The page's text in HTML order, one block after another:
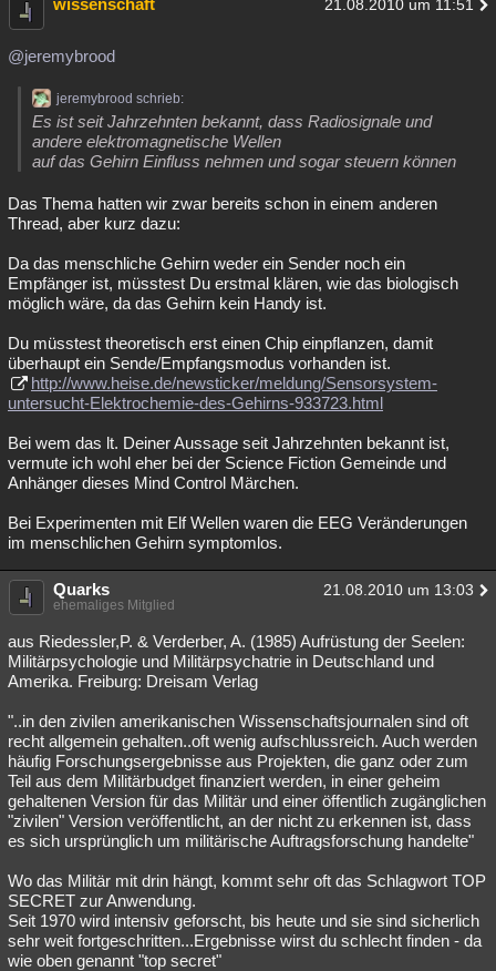
wissenschaft 21.08.2010 um 11:51
@jeremybrood
jeremybrood schrieb:
Es ist seit Jahrzehnten bekannt, dass Radiosignale und
andere elektromagnetische Wellen
auf das Gehirn Einfluss nehmen und sogar steuern können
Das Thema hatten wir zwar bereits schon in einem anderen
Thread, aber kurz dazu:
Da das menschliche Gehirn weder ein Sender noch ein
Empfänger ist, müsstest Du erstmal klären, wie das biologisch
möglich wäre, da das Gehirn kein Handy ist.
Du müsstest theoretisch erst einen Chip einpflanzen, damit
überhaupt ein Sende/Empfangsmodus vorhanden ist.
http://www.heise.de/newsticker/meldung/Sensorsystem-
untersucht-Elektrochemie-des-Gehirns-933723.html
Bei wem das lt. Deiner Aussage seit Jahrzehnten bekannt ist,
vermute ich wohl eher bei der Science Fiction Gemeinde und
Anhänger dieses Mind Control Märchen.
Bei Experimenten mit Elf Wellen waren die EEG Veränderungen
im menschlichen Gehirn symptomlos.
Quarks 21.08.2010 um 13:03
ehemaliges Mitglied
aus Riedessler,P. & Verderber, A. (1985) Aufrüstung der Seelen:
Militärpsychologie und Militärpsychatrie in Deutschland und
Amerika. Freiburg: Dreisam Verlag
"..in den zivilen amerikanischen Wissenschaftsjournalen sind oft
recht allgemein gehalten..oft wenig aufschlussreich. Auch werden
häufig Forschungsergebnisse aus Projekten, die ganz oder zum
Teil aus dem Militärbudget finanziert werden, in einer geheim
gehaltenen Version für das Militär und einer öffentlich zugänglichen
"zivilen" Version veröffentlicht, an der nicht zu erkennen ist, dass
es sich ursprünglich um militärische Auftragsforschung handelte"
Wo das Militär mit drin hängt, kommt sehr oft das Schlagwort TOP
SECRET zur Anwendung.
Seit 1970 wird intensiv geforscht, bis heute und sie sind sicherlich
sehr weit fortgeschritten...Ergebnisse wirst du schlecht finden - da
wie oben genannt "top secret"